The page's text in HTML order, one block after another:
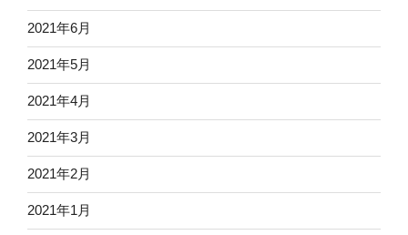
2021年6月
2021年5月
2021年4月
2021年3月
2021年2月
2021年1月